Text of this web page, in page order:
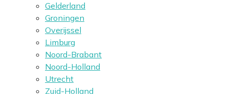
Gelderland
Groningen
Overijssel
Limburg
Noord-Brabant
Noord-Holland
Utrecht
Zuid-Holland